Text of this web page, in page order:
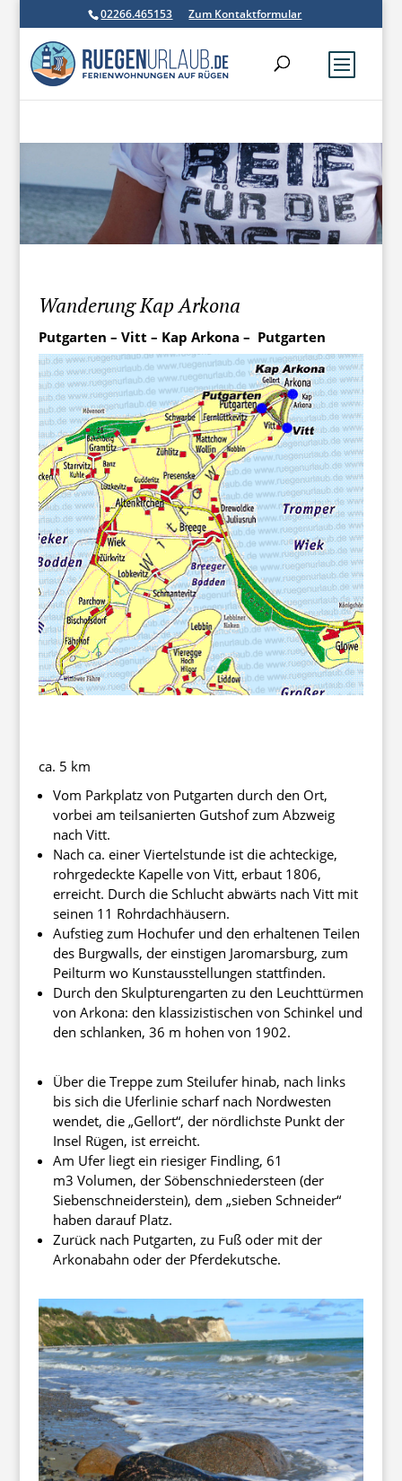
02266.465153 Zum Kontaktformular
Wanderung Kap Arkona
Putgarten – Vitt – Kap Arkona – Putgarten
ca. 5 km
Vom Parkplatz von Putgarten durch den Ort,
vorbei am teilsanierten Gutshof zum Abzweig
nach Vitt.
Nach ca. einer Viertelstunde ist die achteckige,
rohrgedeckte Kapelle von Vitt, erbaut 1806,
erreicht. Durch die Schlucht abwärts nach Vitt mit
seinen 11 Rohrdachhäusern.
Aufstieg zum Hochufer und den erhaltenen Teilen
des Burgwalls, der einstigen Jaromarsburg, zum
Peilturm wo Kunstausstellungen stattfinden.
Durch den Skulpturengarten zu den Leuchttürmen
von Arkona: den klassizistischen von Schinkel und
den schlanken, 36 m hohen von 1902.
Über die Treppe zum Steilufer hinab, nach links
bis sich die Uferlinie scharf nach Nordwesten
wendet, die „Gellort“, der nördlichste Punkt der
Insel Rügen, ist erreicht.
Am Ufer liegt ein riesiger Findling, 61
m3 Volumen, der Söbenschniedersteen (der
Siebenschneiderstein), dem „sieben Schneider“
haben darauf Platz.
Zurück nach Putgarten, zu Fuß oder mit der
Arkonabahn oder der Pferdekutsche.